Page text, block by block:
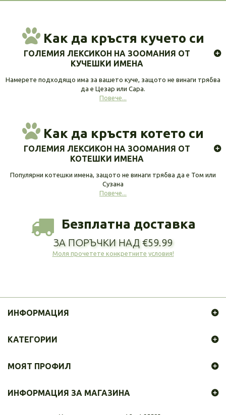
Как да кръстя кучето си
ГОЛЕМИЯ ЛЕКСИКОН НА ЗООМАНИЯ ОТ
КУЧЕШКИ ИМЕНА
Намерете подходящо има за вашето куче, защото не винаги трябва
да е Цезар или Сара.
Повече...
Как да кръстя котето си
ГОЛЕМИЯ ЛЕКСИКОН НА ЗООМАНИЯ ОТ
КОТЕШКИ ИМЕНА
Популярни котешки имена, защото не винаги трябва да е Том или
Сузана
Повече...
Безплатна доставка
ЗА ПОРЪЧКИ НАД €59.99
Моля прочетете конкретните условия!
ИНФОРМАЦИЯ
КАТЕГОРИИ
МОЯТ ПРОФИЛ
ИНФОРМАЦИЯ ЗА МАГАЗИНА